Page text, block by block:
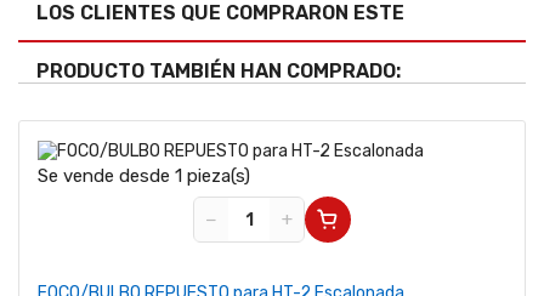
LOS CLIENTES QUE COMPRARON ESTE
PRODUCTO TAMBIÉN HAN COMPRADO:
Se vende desde 1 pieza(s)
−
+